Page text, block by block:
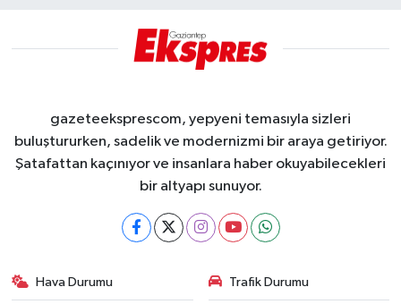
gazeteeksprescom, yepyeni temasıyla sizleri
buluştururken, sadelik ve modernizmi bir araya getiriyor.
Şatafattan kaçınıyor ve insanlara haber okuyabilecekleri
bir altyapı sunuyor.
Hava Durumu Trafik Durumu